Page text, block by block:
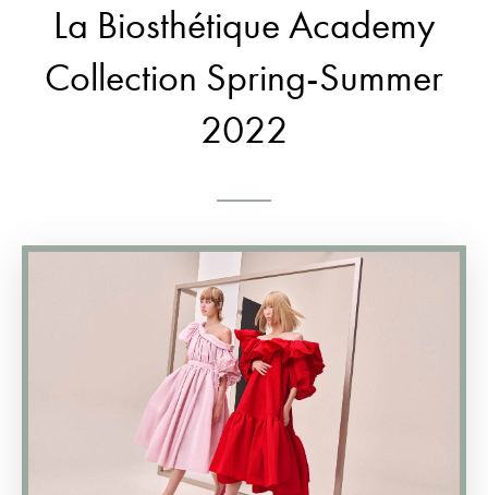
La Biosthétique Academy
Collection Spring-Summer
2022